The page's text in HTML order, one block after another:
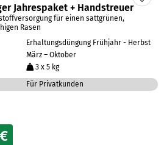
Jahrespaket + Handstreuer
für einen sattgrünen,
Rasen
Erhaltungsdüngung Frühjahr - Herbst
März – Oktober
3 x 5 kg
Für Privatkunden
€